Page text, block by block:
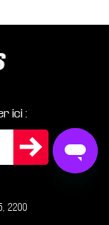
ici :
2200